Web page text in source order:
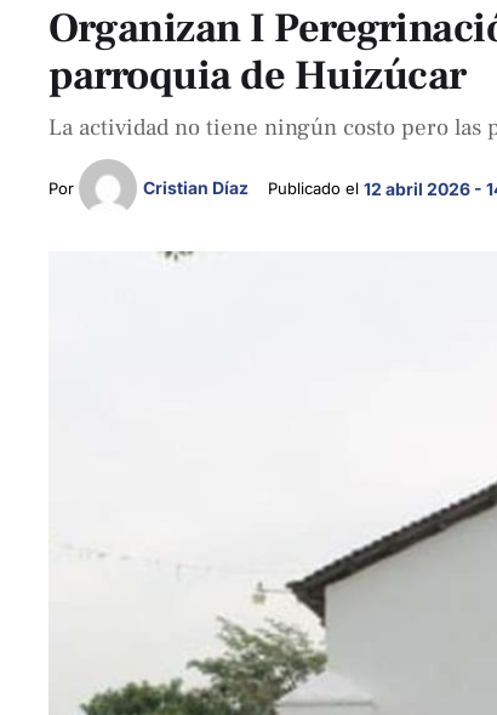
Organizan I
parroquia de Huizúcar
La actividad no tiene ningún costo pero las
Por Cristian Díaz Publicado el 12 abril 2026 -